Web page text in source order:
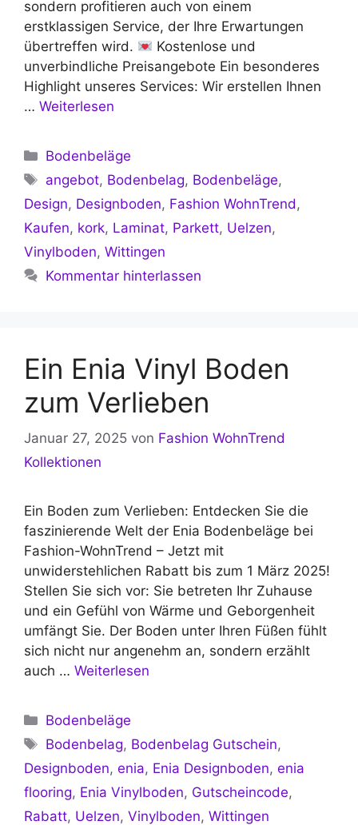
sondern profitieren auch von einem
erstklassigen Service, der Ihre Erwartungen
übertreffen wird.
Kostenlose und
unverbindliche Preisangebote Ein besonderes
Highlight unseres Services: Wir erstellen Ihnen
… Weiterlesen
Kategorien
Bodenbeläge
Schlagwörter
angebot, Bodenbelag, Bodenbeläge,
Design, Designboden, Fashion WohnTrend,
Kaufen, kork, Laminat, Parkett, Uelzen,
Vinylboden, Wittingen
Kommentar hinterlassen
Ein Enia Vinyl Boden
zum Verlieben
Januar 27, 2025 von Fashion WohnTrend
Kollektionen
Ein Boden zum Verlieben: Entdecken Sie die
faszinierende Welt der Enia Bodenbeläge bei
Fashion-WohnTrend – Jetzt mit
unwiderstehlichen Rabatt bis zum 1 März 2025!
Stellen Sie sich vor: Sie betreten Ihr Zuhause
und ein Gefühl von Wärme und Geborgenheit
umfängt Sie. Der Boden unter Ihren Füßen fühlt
sich nicht nur angenehm an, sondern erzählt
auch … Weiterlesen
Kategorien
Bodenbeläge
Schlagwörter
Bodenbelag, Bodenbelag Gutschein,
Designboden, enia, Enia Designboden, enia
flooring, Enia Vinylboden, Gutscheincode,
Rabatt, Uelzen, Vinylboden, Wittingen